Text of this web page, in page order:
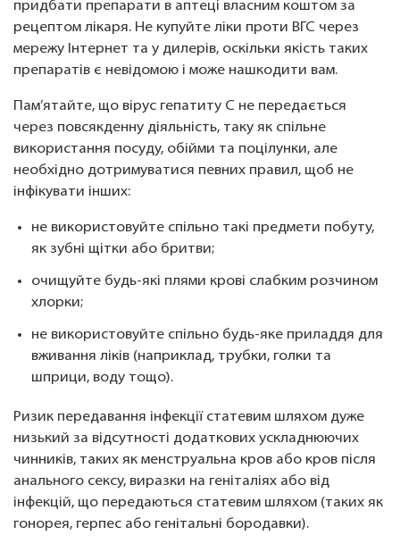
придбати препарати в аптеці власним коштом за
рецептом лікаря. Не купуйте ліки проти ВГС через
мережу Інтернет та у дилерів, оскільки якість таких
препаратів є невідомою і може нашкодити вам.
Пам’ятайте, що вірус гепатиту С не передається
через повсякденну діяльність, таку як спільне
використання посуду, обійми та поцілунки, але
необхідно дотримуватися певних правил, щоб не
інфікувати інших:
не використовуйте спільно такі предмети побуту,
як зубні щітки або бритви;
очищуйте будь-які плями крові слабким розчином
хлорки;
не використовуйте спільно будь-яке приладдя для
вживання ліків (наприклад, трубки, голки та
шприци, воду тощо).
Ризик передавання інфекції статевим шляхом дуже
низький за відсутності додаткових ускладнюючих
чинників, таких як менструальна кров або кров після
анального сексу, виразки на геніталіях або від
інфекцій, що передаються статевим шляхом (таких як
гонорея, герпес або генітальні бородавки).